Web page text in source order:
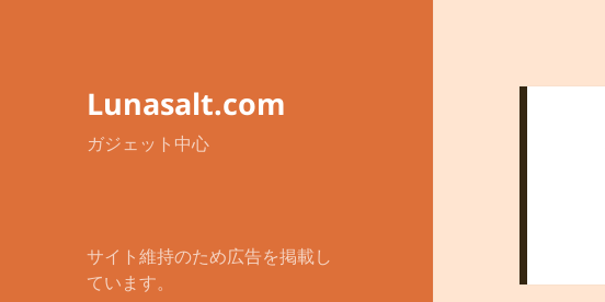
Lunasalt.com
ガジェット中心
サイト維持のため広告を掲載し
ています。